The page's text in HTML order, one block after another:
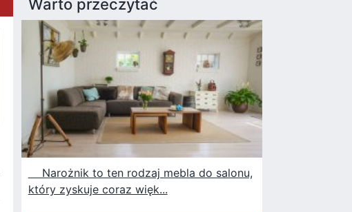
Warto przeczytać
Narożnik to ten rodzaj mebla do salonu,
który zyskuje coraz więk...